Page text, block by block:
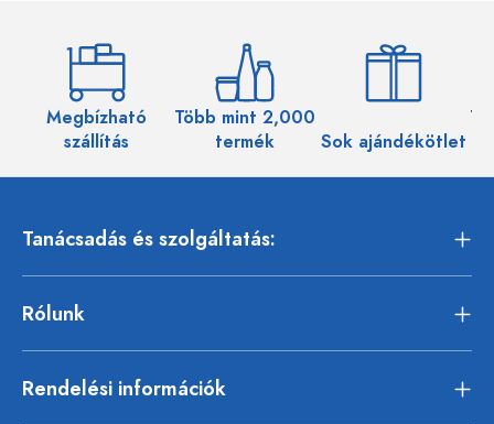
Megbízható
szállítás
Több mint 2,000
termék
Sok ajándékötlet
Tanácsadás és szolgáltatás:
Rólunk
Rendelési információk